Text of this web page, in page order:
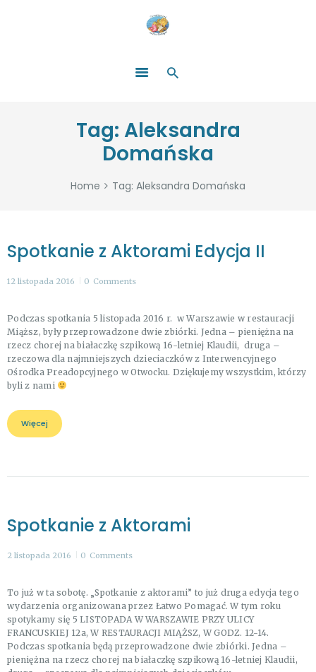
Tag: Aleksandra
Domańska
Home Tag: Aleksandra Domańska
ZOSTAŃ DARCZYŃCĄ!
WYDARZENIA
PARTNERZY
Spotkanie z Aktorami Edycja II
12 listopada 2016 0 Comments
Podczas spotkania 5 listopada 2016 r. w Warszawie w restauracji
Miąższ, były przeprowadzone dwie zbiórki. Jedna – pieniężna na
rzecz chorej na białaczkę szpikową 16-letniej Klaudii, druga –
rzeczowa dla najmniejszych dzieciaczków z Interwencyjnego
Ośrodka Preadopcyjnego w Otwocku. Dziękujemy wszystkim, którzy
byli z nami
Więcej
Spotkanie z Aktorami
2 listopada 2016 0 Comments
To już w ta sobotę. „Spotkanie z aktorami” to już druga edycja tego
wydarzenia organizowana przez Łatwo Pomagać. W tym roku
spotykamy się 5 LISTOPADA W WARSZAWIE PRZY ULICY
FRANCUSKIEJ 12a, W RESTAURACJI MIĄŻSZ, W GODZ. 12-14.
Podczas spotkania będą przeprowadzone dwie zbiórki. Jedna –
pieniężna na rzecz chorej na białaczkę szpikową 16-letniej Klaudii,